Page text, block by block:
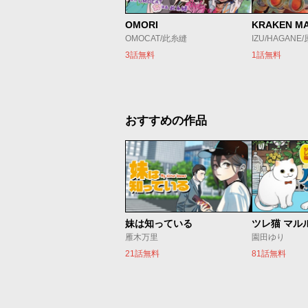
OMORI
OMOCAT/此糸縫
3話無料
KRAKEN
IZU/HAGANE/
1話無料
おすすめの作品
妹は知っている
雁木万里
21話無料
ツレ猫 マル
園田ゆり
81話無料